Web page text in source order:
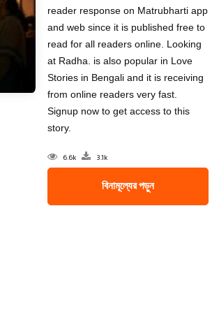
reader response on Matrubharti app
and web since it is published free to
read for all readers online. Looking
at Radha. is also popular in Love
Stories in Bengali and it is receiving
from online readers very fast.
Signup now to get access to this
story.
6.6k 3.1k
বিনামূল্যের পড়ুন